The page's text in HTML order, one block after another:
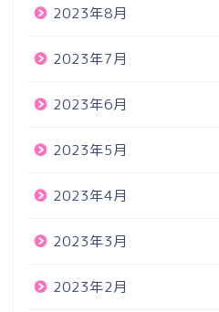
2023年8月
2023年7月
2023年6月
2023年5月
2023年4月
2023年3月
2023年2月